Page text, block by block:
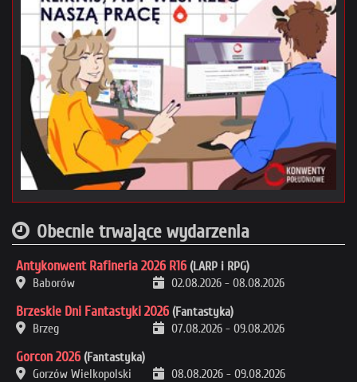
Obecnie trwające wydarzenia
Antykonwent Rafineria 2026 R16 (LARP i RPG)
Baborów
02.08.2026 - 08.08.2026
Brzeskie Dni Fantastyki 2026 (Fantastyka)
Brzeg
07.08.2026 - 09.08.2026
Gorcon 2026 (Fantastyka)
Gorzów Wielkopolski
08.08.2026 - 09.08.2026